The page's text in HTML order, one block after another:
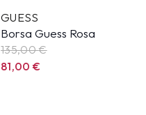
GUESS
Borsa Guess Rosa
135,00€
81,00€